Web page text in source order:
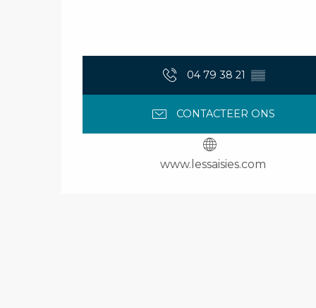
04 79 38 21 ▒▒
CONTACTEER ONS
www.lessaisies.com